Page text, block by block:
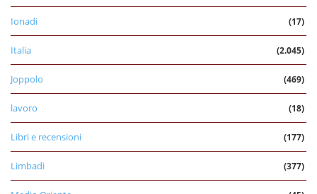
Ionadi (17)
Italia (2.045)
Joppolo (469)
lavoro (18)
Libri e recensioni (177)
Limbadi (377)